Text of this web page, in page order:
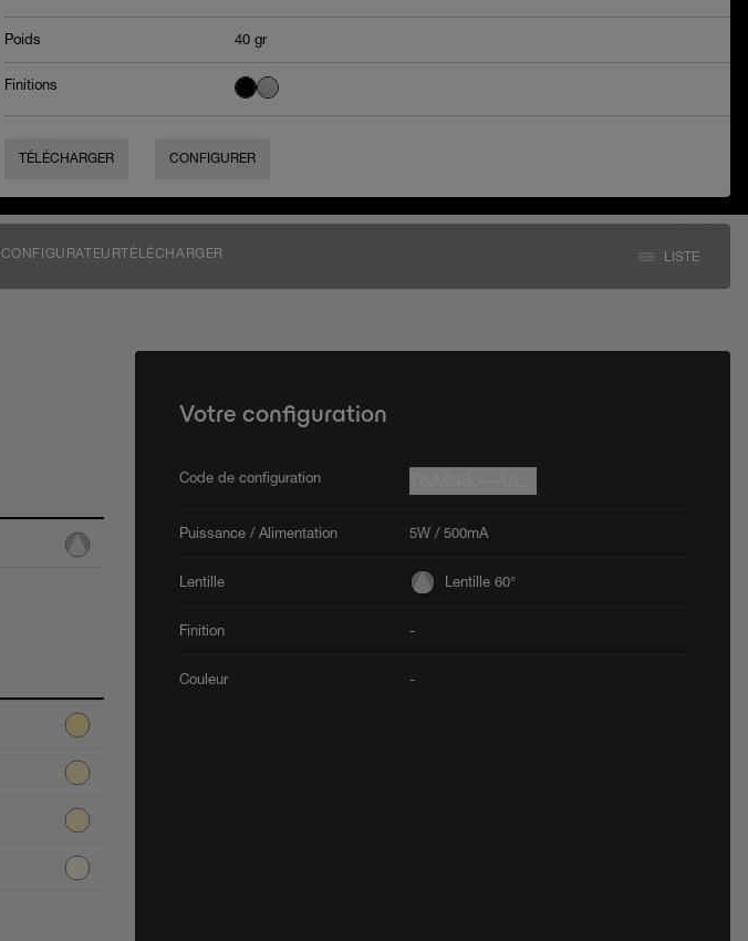
Poids 40 gr
Finitions
TÉLÉCHARGER CONFIGURER
CONFIGURATEURTÉLÉCHARGER LISTE
Votre configuration
Code de configuration
Puissance / Alimentation 5W / 500mA
Lentille Lentille 60°
Finition -
Couleur -